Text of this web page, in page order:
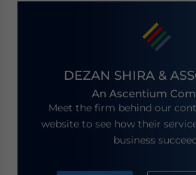
DEZAN SHIRA &
An Ascentium
Meet the firm behind our
website to see how their
business